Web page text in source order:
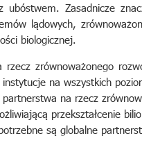
Zasadnicze
lądowych,
biologicznej.
zrównoważonego
na wszystkich
na rzecz
przekształcenie
są globalne